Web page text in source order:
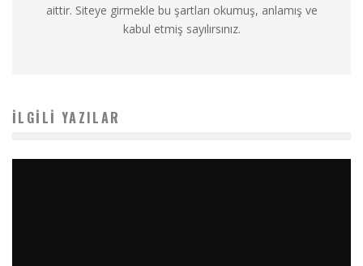
aittir. Siteye girmekle bu şartları okumuş, anlamış ve
kabul etmiş sayılırsınız.
İLGILI YAZILAR